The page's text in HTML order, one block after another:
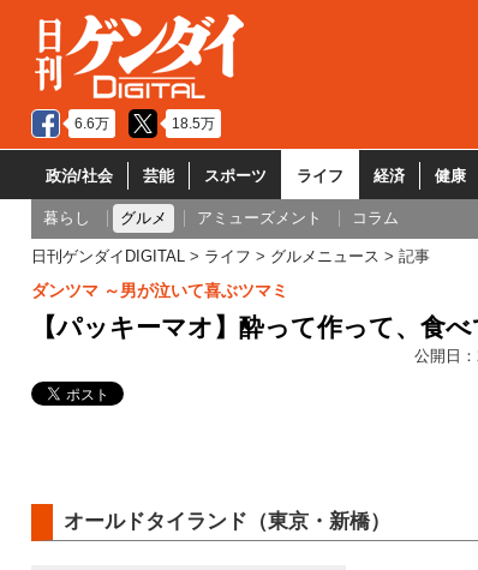
6.6万 18.5万
政治/社会 芸能 スポーツ ライフ 経済 健康
暮らし グルメ アミューズメント コラム
日刊ゲンダイDIGITAL ライフ グルメニュース 記事
ダンツマ ～男が泣いて喜ぶツマミ
【パッキーマオ】酔って作って、食
公開日：
オールドタイランド（東京・新橋）